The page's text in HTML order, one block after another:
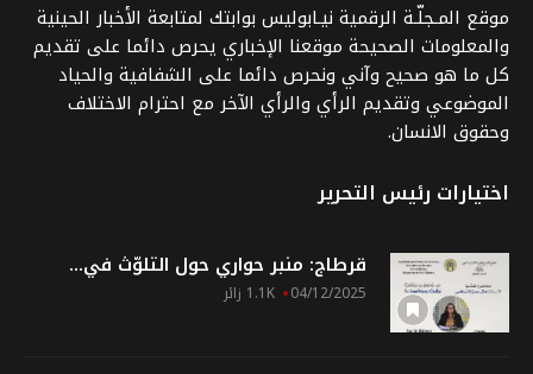
موقع المـجلّـة الرقمية نيـابوليس بوابتك لمتابعة الأخبار الحينية
والمعلومات الصحيحة موقعنا الإخباري يحرص دائما على تقديم
كل ما هو صحيح وآني ونحرص دائما على الشفافية والحياد
الموضوعي وتقديم الرأي والرأي الآخر مع احترام الاختلاف
وحقوق الانسان.
اختيارات رئيس التحرير
قرطاج: منبر حواري حول التلوّث في...
04/12/2025 1.1K زائر